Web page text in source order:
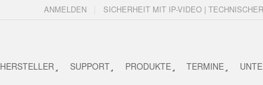
SICHERHEIT MIT IP-VIDEO |
ANMELDEN
HERSTELLER SUPPORT PRODUKTE TERMINE